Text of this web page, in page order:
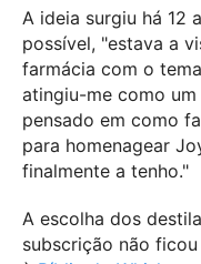
A ideia surgiu há 12
possível, "estava a
farmácia com o
atingiu-me como
pensado em como
para homenagear
finalmente a tenho."
A escolha dos
subscrição não